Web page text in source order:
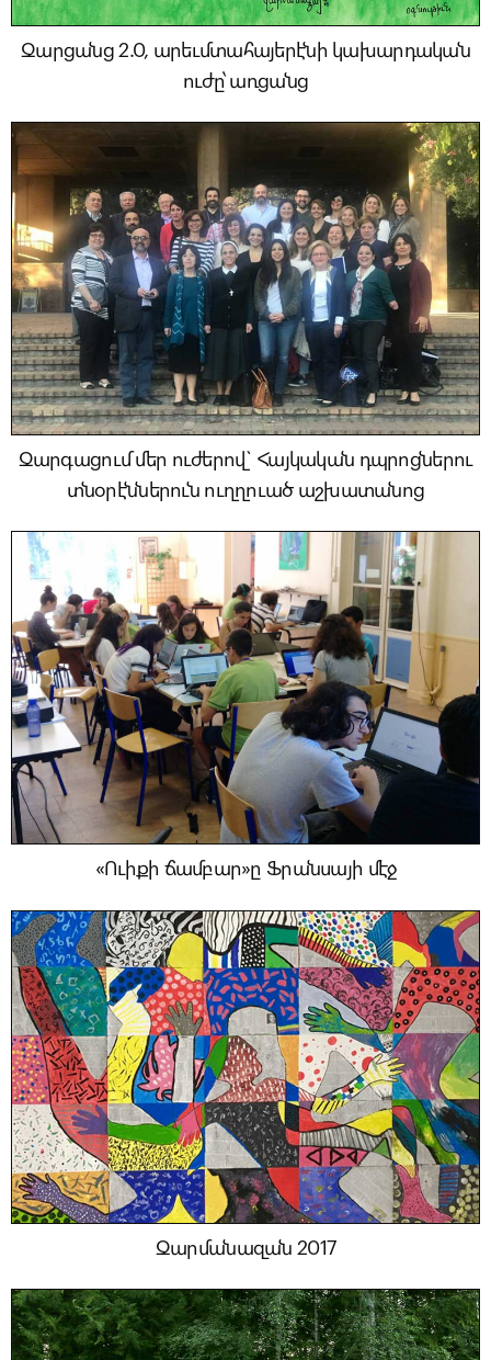
Զարցանց 2.0, արեւմտահայերէնի կախարդական
ուժը՝ առցանց
Զարգացում մեր ուժերով` Հայկական դպրոցներու
տնօրէններուն ուղղուած աշխատանոց
«Ուիքի ճամբար»ը Ֆրանսայի մէջ
Զարմանազան 2017